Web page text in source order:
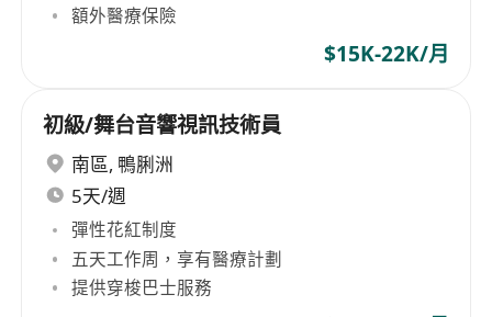
額外醫療保險
$15K-22K/月
初級/舞台音響視訊技術員
南區, 鴨脷洲
5天/週
彈性花紅制度
五天工作周，享有醫療計劃
提供穿梭巴士服務